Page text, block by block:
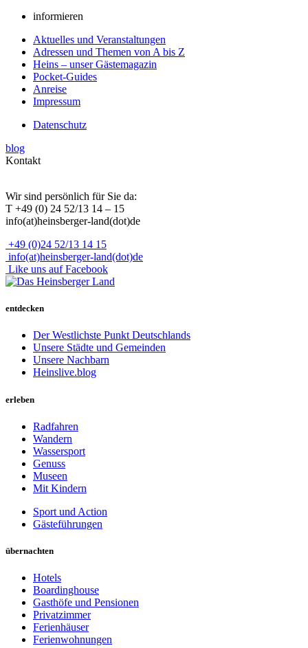
informieren
Aktuelles und Veranstaltungen
Adressen und Themen von A bis Z
Heins – unser Gästemagazin
Pocket-Guides
Anreise
Impressum
Datenschutz
blog
Kontakt
Wir sind persönlich für Sie da:
T +49 (0) 24 52/13 14 – 15
info(at)heinsberger-land(dot)de
+49 (0)24 52/13 14 15
info(at)heinsberger-land(dot)de
Like uns auf Facebook
entdecken
Der Westlichste Punkt Deutschlands
Unsere Städte und Gemeinden
Unsere Nachbarn
Heinslive.blog
erleben
Radfahren
Wandern
Wassersport
Genuss
Museen
Mit Kindern
Sport und Action
Gästeführungen
übernachten
Hotels
Boardinghouse
Gasthöfe und Pensionen
Privatzimmer
Ferienhäuser
Ferienwohnungen